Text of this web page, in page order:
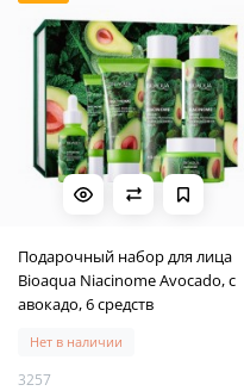
Подарочный набор для лица
Bioaqua Niacinome Avoсado, с
авокадо, 6 средств
Нет в наличии
3257